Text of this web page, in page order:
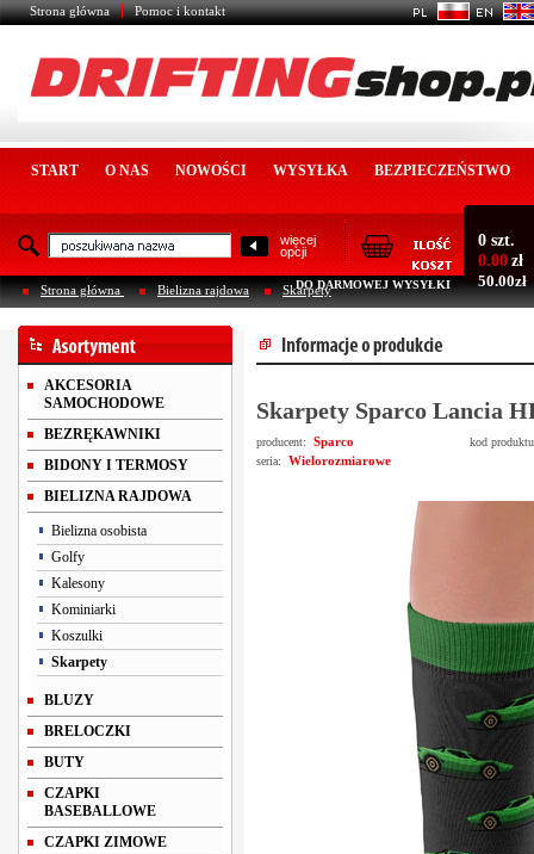
Strona główna Pomoc i kontakt
START O NAS NOWOŚCI WYSYŁKA BEZPIECZEŃSTWO
więcej
opcji
0 szt.
0.00 zł
DO DARMOWEJ WYSYŁKI 50.00zł
Strona główna Bielizna rajdowa Skarpety
AKCESORIA
SAMOCHODOWE
BEZRĘKAWNIKI
BIDONY I TERMOSY
BIELIZNA RAJDOWA
Bielizna osobista
Golfy
Kalesony
Kominiarki
Koszulki
Skarpety
BLUZY
BRELOCZKI
BUTY
CZAPKI
BASEBALLOWE
CZAPKI ZIMOWE
Skarpety Sparco Lancia
producent: Sparco
kod
seria:
Wielorozmiarowe